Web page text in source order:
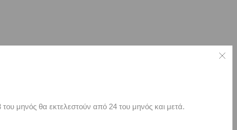
μηνός θα εκτελεστούν από 24 του μηνός και μετά.